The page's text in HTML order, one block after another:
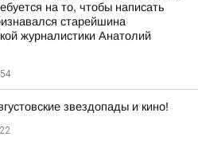
на то, чтобы написать
старейшина
журналистики Анатолий
звездопады и кино!